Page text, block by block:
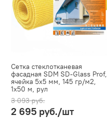
Сетка стеклотканевая
фасадная SDM SD-Glass Prof,
ячейка 5х5 мм, 145 гр/м2,
1х50 м, рул
3 093 руб.
2 695 руб./шт